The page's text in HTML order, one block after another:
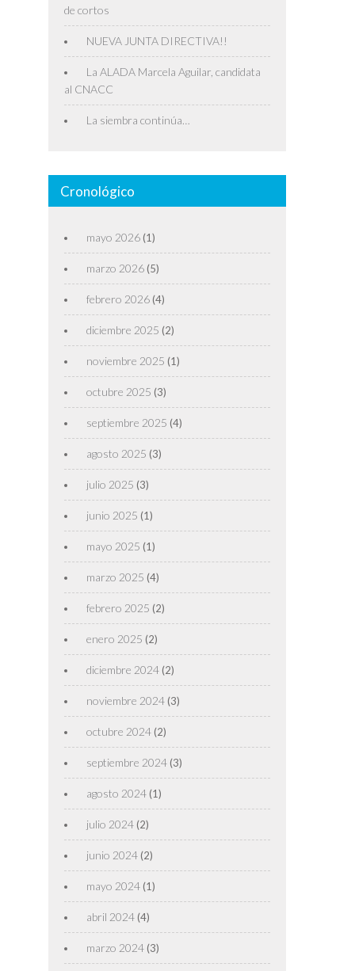
de cortos
NUEVA JUNTA DIRECTIVA!!
La ALADA Marcela Aguilar, candidata
al CNACC
La siembra continúa…
Cronológico
mayo 2026 (1)
marzo 2026 (5)
febrero 2026 (4)
diciembre 2025 (2)
noviembre 2025 (1)
octubre 2025 (3)
septiembre 2025 (4)
agosto 2025 (3)
julio 2025 (3)
junio 2025 (1)
mayo 2025 (1)
marzo 2025 (4)
febrero 2025 (2)
enero 2025 (2)
diciembre 2024 (2)
noviembre 2024 (3)
octubre 2024 (2)
septiembre 2024 (3)
agosto 2024 (1)
julio 2024 (2)
junio 2024 (2)
mayo 2024 (1)
abril 2024 (4)
marzo 2024 (3)